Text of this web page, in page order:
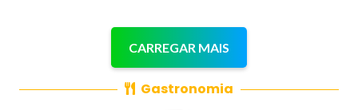
CARREGAR MAIS
Gastronomia